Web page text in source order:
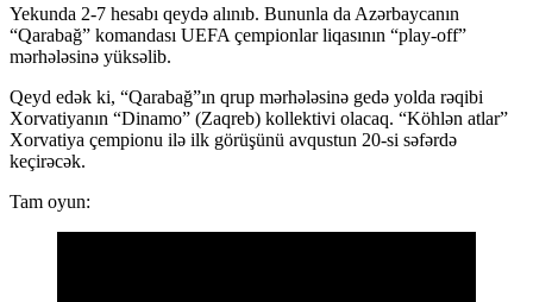
Yekunda 2-7 hesabı qeydə alınıb. Bununla da Azərbaycanın
“Qarabağ” komandası UEFA çempionlar liqasının “play-off”
mərhələsinə yüksəlib.
Qeyd edək ki, “Qarabağ”ın qrup mərhələsinə gedə yolda rəqibi
Xorvatiyanın “Dinamo” (Zaqreb) kollektivi olacaq. “Köhlən atlar”
Xorvatiya çempionu ilə ilk görüşünü avqustun 20-si səfərdə
keçirəcək.
Tam oyun: